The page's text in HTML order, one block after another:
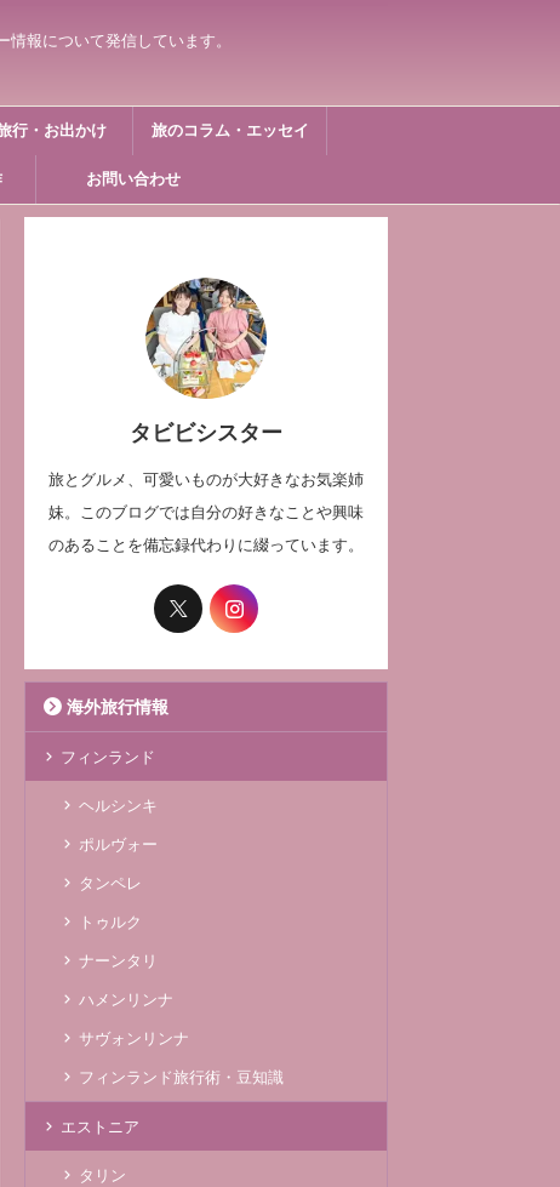
報について発信しています。
行・お出かけ 旅のコラム・エッセイ
お問い合わせ
タビビシスター
旅とグルメ、可愛いものが大好きなお気楽姉
妹。このブログでは自分の好きなことや興味
のあることを備忘録代わりに綴っています。
海外旅行情報
フィンランド
ヘルシンキ
ポルヴォー
タンペレ
トゥルク
ナーンタリ
ハメンリンナ
サヴォンリンナ
フィンランド旅行術・豆知識
エストニア
タリン